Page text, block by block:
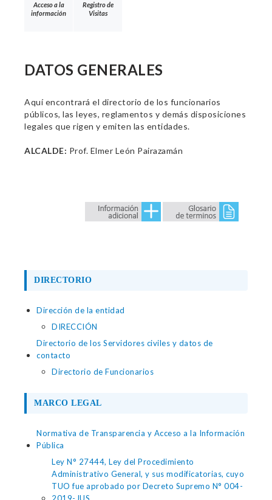
Acceso a la
información
Registro de
Visitas
DATOS GENERALES
Aquí encontrará el directorio de los funcionarios
públicos, las leyes, reglamentos y demás disposiciones
legales que rigen y emiten las entidades.
ALCALDE: Prof. Elmer León Pairazamán
DIRECTORIO
Dirección de la entidad
DIRECCIÓN
Directorio de los Servidores civiles y datos de
contacto
Directorio de Funcionarios
MARCO LEGAL
Normativa de Transparencia y Acceso a la Información
Pública
Ley N° 27444, Ley del Procedimiento
Administrativo General, y sus modificatorias, cuyo
TUO fue aprobado por Decreto Supremo N° 004-